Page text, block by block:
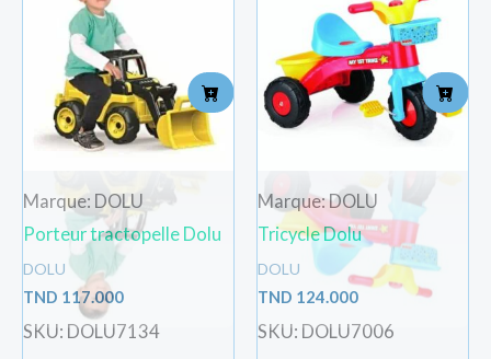
Marque: DOLU
Porteur tractopelle Dolu
DOLU
TND 117.000
SKU: DOLU7134
Marque: DOLU
Tricycle Dolu
DOLU
TND 124.000
SKU: DOLU7006